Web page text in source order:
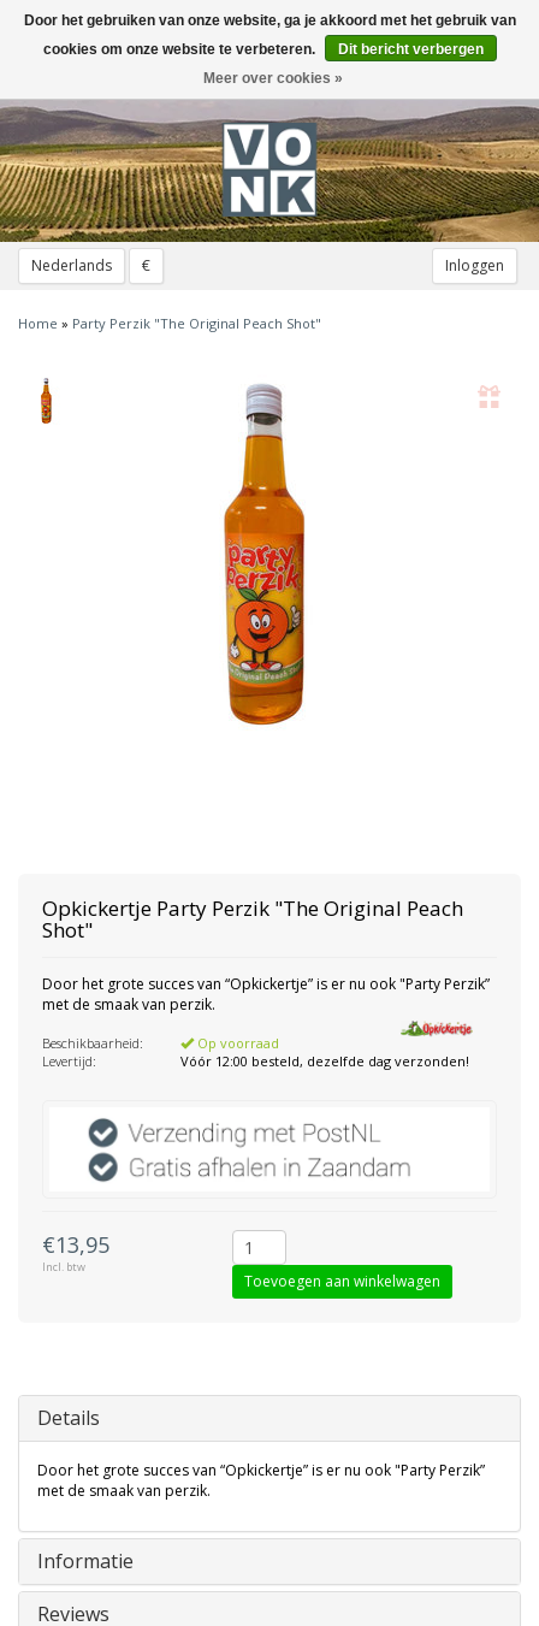
Nederlands € Inloggen
Toggle
navigation
Home » Party Perzik "The Original Peach Shot"
Opkickertje Party Perzik "The Original Peach
Shot"
Door het grote succes van “Opkickertje” is er nu ook "Party Perzik”
met de smaak van perzik.
Beschikbaarheid:
Op voorraad
Levertijd:
Vóór 12:00 besteld, dezelfde dag verzonden!
€13,95
Incl. btw
Toevoegen aan winkelwagen
Details
Door het grote succes van “Opkickertje” is er nu ook "Party Perzik”
met de smaak van perzik.
Informatie
Reviews
Door het gebruiken van onze website, ga je akkoord met het gebruik van
cookies om onze website te verbeteren.
Dit bericht verbergen
Meer over cookies »